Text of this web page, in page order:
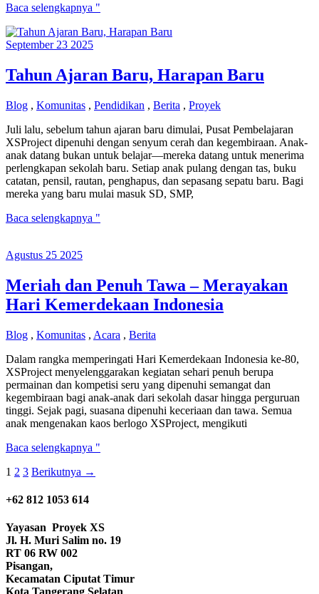
Pembagian
dan
Obat
kepada
Siswa
dan
Yayasan
XSProject
Baca selengkapnya "
September 23 2025
Tahun Ajaran Baru, Harapan Baru
Blog , Komunitas , Pendidikan , Berita , Proyek
Juli lalu, sebelum tahun ajaran baru dimulai, Pusat Pembelajaran
XSProject dipenuhi dengan senyum cerah dan kegembiraan. Anak-
anak datang bukan untuk belajar—mereka datang untuk menerima
perlengkapan sekolah baru. Setiap anak pulang dengan tas, buku
catatan, pensil, rautan, penghapus, dan sepasang sepatu baru. Bagi
mereka yang baru mulai masuk SD, SMP,
Tahun
Harapan
Baca selengkapnya "
Agustus 25 2025
Meriah dan Penuh Tawa – Merayakan
Hari Kemerdekaan Indonesia
Blog , Komunitas , Acara , Berita
Dalam rangka memperingati Hari Kemerdekaan Indonesia ke-80,
XSProject menyelenggarakan kegiatan sehari penuh berupa
permainan dan kompetisi seru yang dipenuhi semangat dan
kegembiraan bagi anak-anak dari sekolah dasar hingga perguruan
tinggi. Sejak pagi, suasana dipenuhi keceriaan dan tawa. Semua
anak mengenakan kaos berlogo XSProject, mengikuti
Meriah
Penuh
–
Hari
Kemerdekaan
Indonesia
Baca selengkapnya "
1 2 3 Berikutnya →
+62 812 1053 614
Yayasan Proyek XS
Jl. H. Muri Salim no. 19
RT 06 RW 002
Pisangan,
Kecamatan Ciputat Timur